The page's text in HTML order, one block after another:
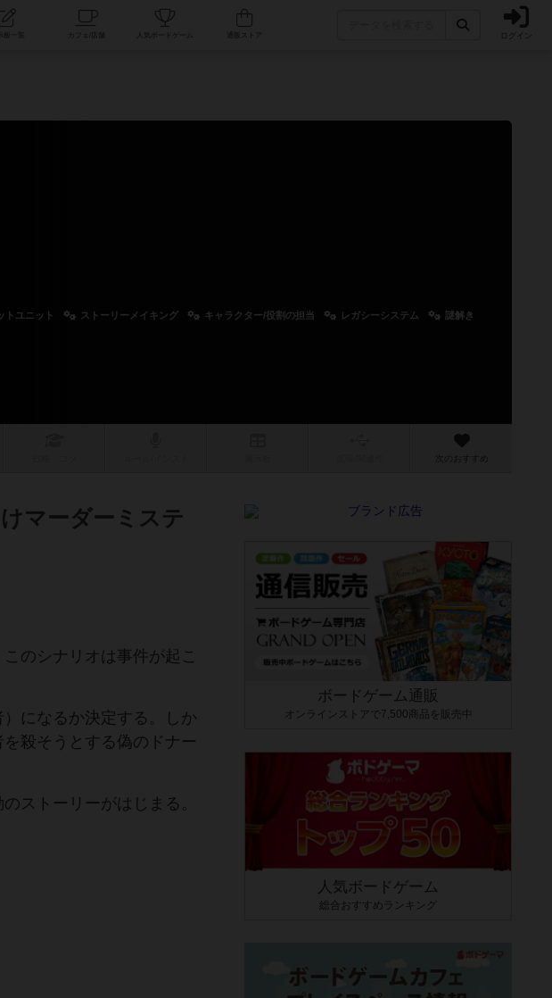
ィ 人気ボードゲーム ログイン
トユニット ストーリーメイキング キャラクター/役割の担当 レガシーシステム
謎解き
次のおすすめ
マーダーミステ
のシナリオは事件が起こ
になるか決定する。しか
殺そうとする偽のドナー
ストーリーがはじまる。
ボードゲーム通販
オンラインストアで7,500商品を販売中
人気ボードゲーム
総合おすすめランキング